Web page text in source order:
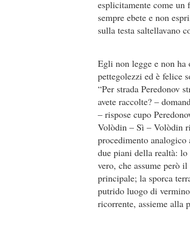
esplicitamente come
sempre ebete e non
sulla testa saltellavano
Egli non legge e non
pettegolezzi ed è felice
“Per strada Peredonov
avete raccolte? –
– rispose cupo
Volòdin – Sì – Volòdin
procedimento
due piani della realtà:
vero, che assume però
principale; la sporca
putrido luogo di
ricorrente, assieme alla